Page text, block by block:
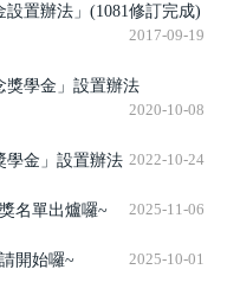
設置辦法」(1081修訂完成)
2017-09-19
獎學金」設置辦法
2020-10-08
學金」設置辦法 2022-10-24
名單出爐囉~ 2025-11-06
開始囉~ 2025-10-01